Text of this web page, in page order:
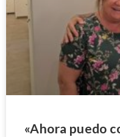
«Ahora puedo